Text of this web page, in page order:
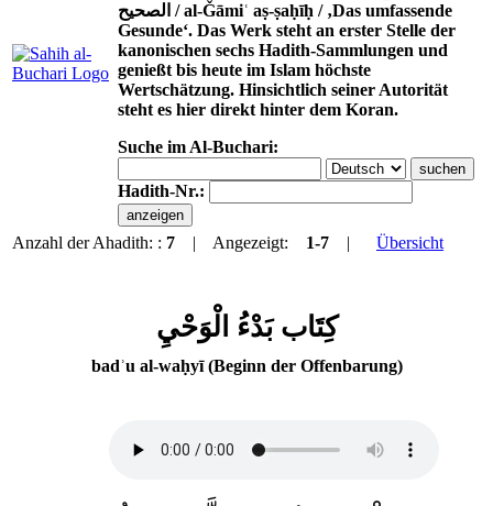
الصحيح / al-Ǧāmiʿ aṣ-ṣaḥīḥ / ‚Das umfassende
Gesunde‘. Das Werk steht an erster Stelle der
kanonischen sechs Hadith-Sammlungen und
genießt bis heute im Islam höchste
Wertschätzung. Hinsichtlich seiner Autorität
steht es hier direkt hinter dem Koran.
Suche im Al-Buchari:
Hadith-Nr.:
Anzahl der Ahadith: : 7 | Angezeigt: 1-7 | Übersicht
كِتَاب بَدْءُ الْوَحْيِ
badʾu al-waḥyī (Beginn der Offenbarung)